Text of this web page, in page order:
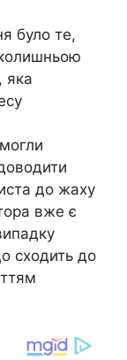
було те,
яка
до жаху
вже є
сходить до